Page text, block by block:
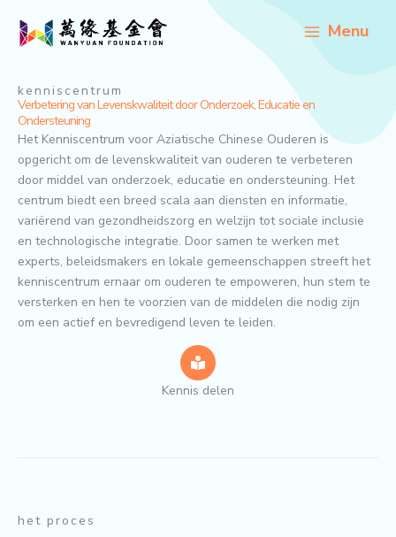
naar
Menu
kenniscentrum
Verbetering van Levenskwaliteit door Onderzoek, Educatie en
Ondersteuning
Het Kenniscentrum voor Aziatische Chinese Ouderen is
opgericht om de levenskwaliteit van ouderen te verbeteren
door middel van onderzoek, educatie en ondersteuning. Het
centrum biedt een breed scala aan diensten en informatie,
variërend van gezondheidszorg en welzijn tot sociale inclusie
en technologische integratie. Door samen te werken met
experts, beleidsmakers en lokale gemeenschappen streeft het
kenniscentrum ernaar om ouderen te empoweren, hun stem te
versterken en hen te voorzien van de middelen die nodig zijn
om een actief en bevredigend leven te leiden.
Kennis delen
het proces